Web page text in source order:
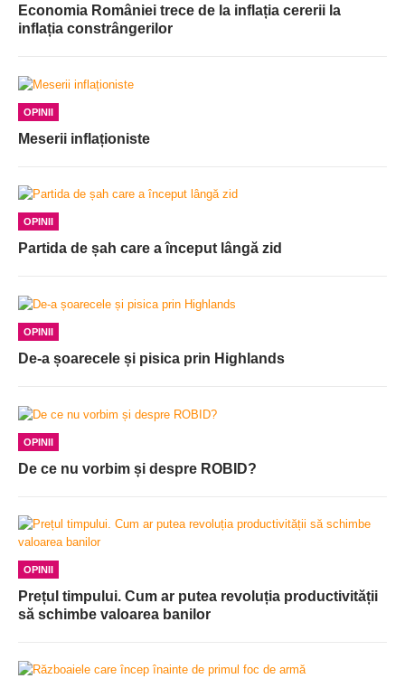
Economia României trece de la inflația cererii la
inflația constrângerilor
OPINII
Meserii inflaționiste
OPINII
Partida de șah care a început lângă zid
OPINII
De-a șoarecele și pisica prin Highlands
OPINII
De ce nu vorbim și despre ROBID?
OPINII
Prețul timpului. Cum ar putea revoluția productivității
să schimbe valoarea banilor